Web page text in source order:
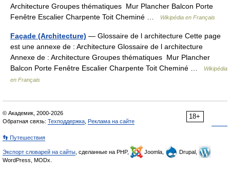
Architecture Groupes thématiques Mur Plancher Balcon Porte
Fenêtre Escalier Charpente Toit Cheminé …
Wikipédia en Français
Façade (Architecture) — Glossaire de l architecture Cette page
est une annexe de : Architecture Glossaire de l architecture
Annexe de : Architecture Groupes thématiques Mur Plancher
Balcon Porte Fenêtre Escalier Charpente Toit Cheminé …
Wikipédia
en Français
18+
© Академик, 2000-2026
Обратная связь: Техподдержка Реклама на сайте
👣 Путешествия
Экспорт словарей на сайты , сделанные на PHP, Joomla,
Drupal,
WordPress, MODx.